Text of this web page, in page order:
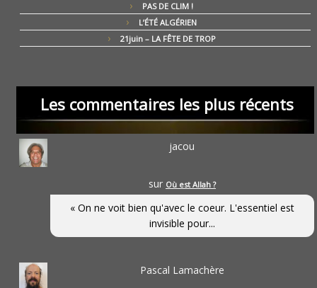
PAS DE CLIM !
L’ÉTÉ ALGÉRIEN
21juin – LA FÊTE DE TROP
Les commentaires les plus récents
jacou
sur Où est Allah ?
« On ne voit bien qu'avec le coeur. L'essentiel est
invisible pour...
Pascal Lamachère